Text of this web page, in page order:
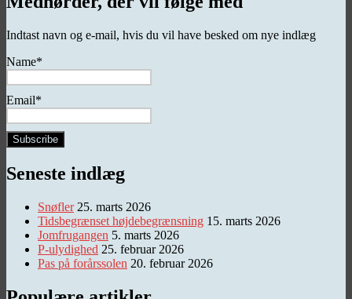
hævede
Indtast navn og e-mail, hvis du vil have besked om nye indlæg
Name*
Email*
Seneste indlæg
Snøfler 25. marts 2026
Tidsbegrænset højdebegrænsning 15. marts 2026
Jomfrugangen 5. marts 2026
P-ulydighed 25. februar 2026
Pas på forårssolen 20. februar 2026